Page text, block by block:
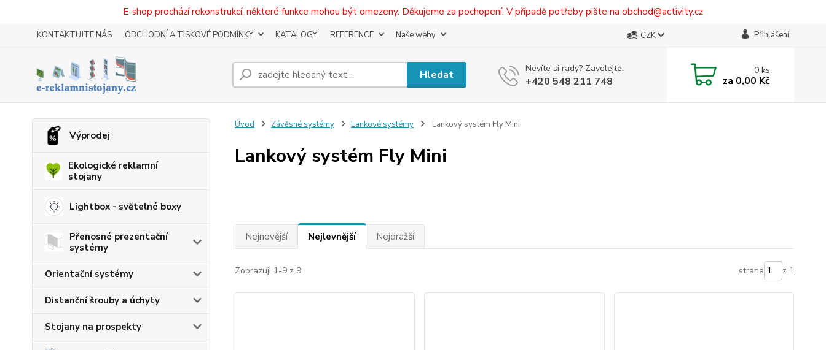
E-shop prochází rekonstrukcí, některé funkce mohou být omezeny. Děkujeme za pochopení. V případě potřeby pište na obchod@activity.cz
KONTAKTUJTE NÁS OBCHODNÍ A TISKOVÉ PODMÍNKY KATALOGY REFERENCE Naše weby CZK Přihlášení
Hledat Nevíte si rady? Zavolejte.
+420 548 211 748
0ks
za 0,00 Kč
Výprodej
Ekologické reklamní
stojany
Lightbox - světelné boxy
Přenosné prezentační
systémy
Orientační systémy
Distanční šrouby a úchyty
Stojany na prospekty
Úvod Závěsné systémy Lankové systémy Lankový systém Fly Mini
Lankový systém Fly Mini
Nejnovější Nejlevnější Nejdražší
Zobrazuji 1-9 z 9 strana z 1